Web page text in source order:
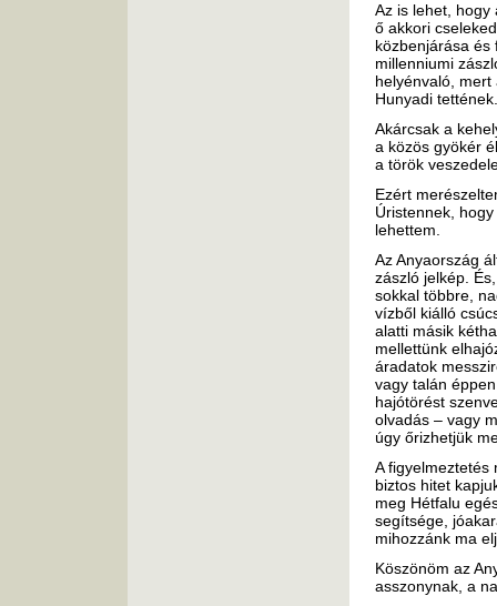
Az is lehet, hogy
ő akkori
közbenjárása és
millenniumi
helyénvaló,
Hunyadi tettének.
Akárcsak a
a közös gyökér
a török
Ezért
Úristennek,
lehettem.
Az Anyaország
zászló jelkép.
sokkal többre,
vízből kiálló
alatti másik
mellettünk
áradatok
vagy talán
hajótörést
olvadás – vagy
úgy őrizhetjük
A figyelmeztetés
biztos hitet
meg Hétfalu
segítsége,
mihozzánk ma
Köszönöm az
asszonynak, a